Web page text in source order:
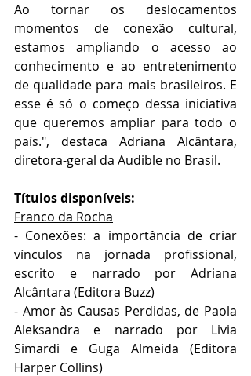
Ao tornar os deslocamentos
momentos de conexão cultural,
estamos ampliando o acesso ao
conhecimento e ao entretenimento
de qualidade para mais brasileiros. E
esse é só o começo dessa iniciativa
que queremos ampliar para todo o
país.", destaca Adriana Alcântara,
diretora-geral da Audible no Brasil.
Títulos disponíveis:
Franco da Rocha
- Conexões: a importância de criar
vínculos na jornada profissional,
escrito e narrado por Adriana
Alcântara (Editora Buzz)
- Amor às Causas Perdidas, de Paola
Aleksandra e narrado por Livia
Simardi e Guga Almeida (Editora
Harper Collins)